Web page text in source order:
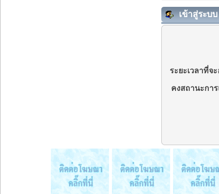
เข้าสู่ระบบ
ระยะเวลาที่จ
คงสถานะกา